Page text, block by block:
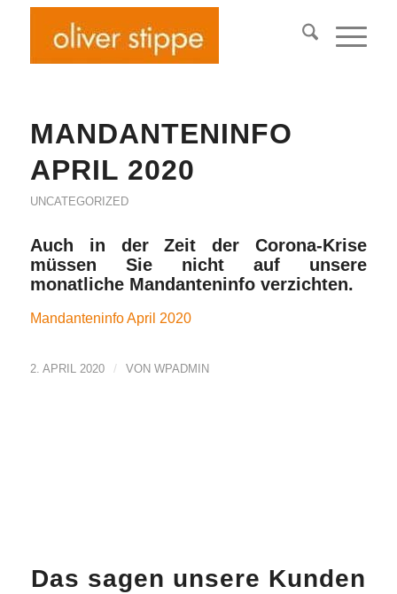
MANDANTENINFO
APRIL 2020
UNCATEGORIZED
Auch in der Zeit der Corona-Krise
müssen Sie nicht auf unsere
monatliche Mandanteninfo verzichten.
Mandanteninfo April 2020
2. APRIL 2020 / VON WPADMIN
Das sagen unsere Kunden